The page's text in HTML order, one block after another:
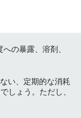
の暴露、溶剤、
い、定期的な消耗
しょう。ただし、